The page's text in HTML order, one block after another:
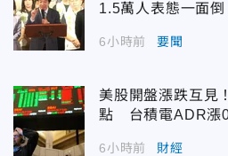
1.5萬人表態一面倒
6小時前 要聞
美股開盤漲跌互見
點 台積電ADR漲
6小時前 財經